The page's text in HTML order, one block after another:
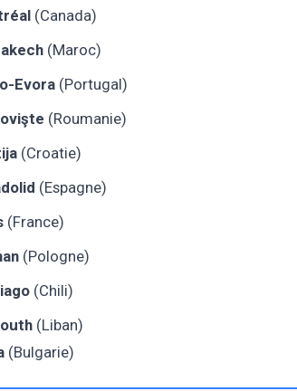
(Canada)
(Maroc)
Evora (Portugal)
(Roumanie)
(Croatie)
(Espagne)
(France)
(Pologne)
(Chili)
(Liban)
(Bulgarie)